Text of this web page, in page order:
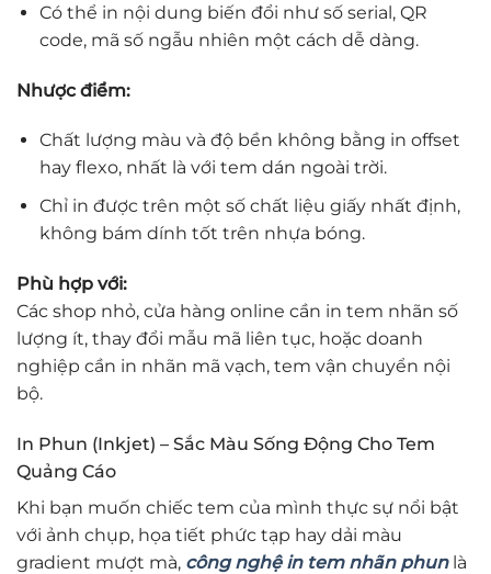
Có thể in nội dung biến đổi như số serial, QR
code, mã số ngẫu nhiên một cách dễ dàng.
Nhược điểm:
Chất lượng màu và độ bền không bằng in offset
hay flexo, nhất là với tem dán ngoài trời.
Chỉ in được trên một số chất liệu giấy nhất định,
không bám dính tốt trên nhựa bóng.
Phù hợp với:
Các shop nhỏ, cửa hàng online cần in tem nhãn số
lượng ít, thay đổi mẫu mã liên tục, hoặc doanh
nghiệp cần in nhãn mã vạch, tem vận chuyển nội
bộ.
In Phun (Inkjet) – Sắc Màu Sống Động Cho Tem
Quảng Cáo
Khi bạn muốn chiếc tem của mình thực sự nổi bật
với ảnh chụp, họa tiết phức tạp hay dải màu
gradient mượt mà, công nghệ in tem nhãn phunlà